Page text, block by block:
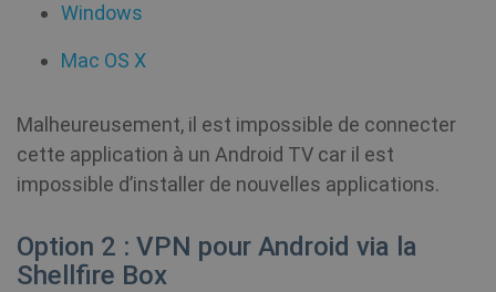
Windows
Mac OS X
Malheureusement, il est impossible de connecter
cette application à un Android TV car il est
impossible d’installer de nouvelles applications.
Option 2 : VPN pour Android via la
Shellfire Box